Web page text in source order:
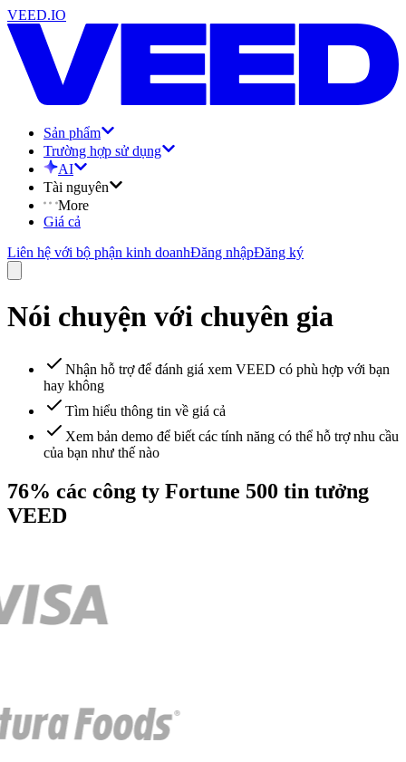
VEED.IO
Sản phẩm
Trường hợp sử dụng
AI
Tài nguyên
More
Giá cả
Liên hệ với bộ phận kinh doanhĐăng nhậpĐăng ký
Nói chuyện với chuyên gia
Nhận hỗ trợ để đánh giá xem VEED có phù hợp với bạn
hay không
Tìm hiểu thông tin về giá cả
Xem bản demo để biết các tính năng có thể hỗ trợ nhu cầu
của bạn như thế nào
76% các công ty Fortune 500 tin tưởng
VEED